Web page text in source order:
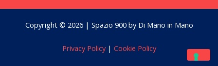
Copyright © 2026 | Spazio 900 by Di Mano in Mano
Privacy Policy| Cookie Policy